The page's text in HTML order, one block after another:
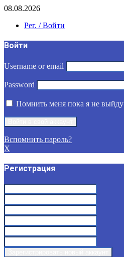
08.08.2026
Рег. / Войти
Войти
Username or email
Password
Помнить меня пока я не выйду
Вспомнить пароль?
X
Регистрация